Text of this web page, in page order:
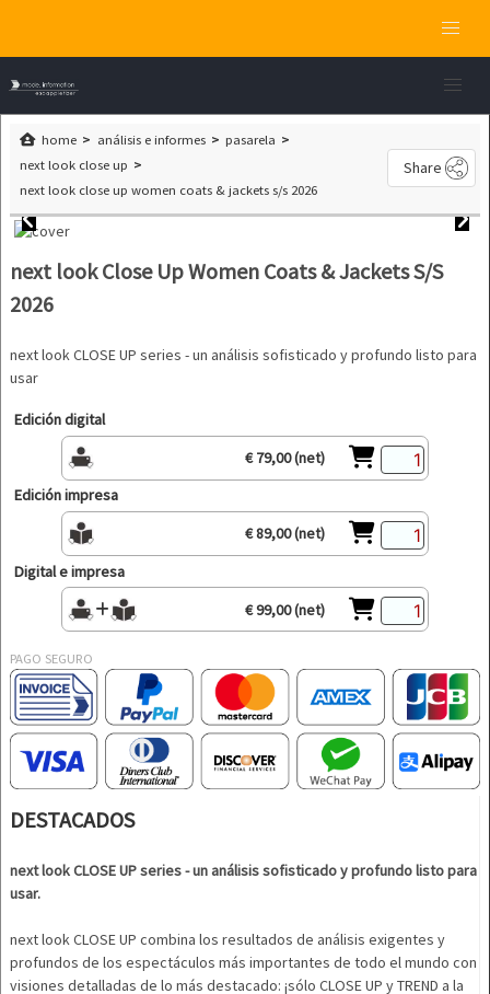
home análisis e informes
pasarela
next look close up
next look close up women coats & jackets s/s 2026
Share
next look Close Up Women Coats & Jackets S/S
2026
next look CLOSE UP series - un análisis sofisticado y profundo listo para
usar
Edición digital
€ 79,00 (net)
Edición impresa
€ 89,00 (net)
Digital e impresa
€ 99,00 (net)
PAGO SEGURO
DESTACADOS
next look CLOSE UP series - un análisis sofisticado y profundo listo para
usar.
next look CLOSE UP combina los resultados de análisis exigentes y
profundos de los espectáculos más importantes de todo el mundo con
visiones detalladas de lo más destacado: ¡sólo CLOSE UP y TREND a la